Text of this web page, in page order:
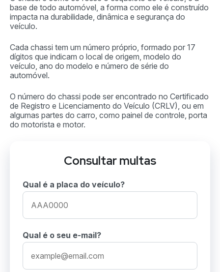
base de todo automóvel, a forma como ele é construído
impacta na durabilidade, dinâmica e segurança do
veículo.
Cada chassi tem um número próprio, formado por 17
dígitos que indicam o local de origem, modelo do
veículo, ano do modelo e número de série do
automóvel.
O número do chassi pode ser encontrado no Certificado
de Registro e Licenciamento do Veículo (CRLV), ou em
algumas partes do carro, como painel de controle, porta
do motorista e motor.
Consultar multas
Qual é a placa do veículo?
Qual é o seu e-mail?